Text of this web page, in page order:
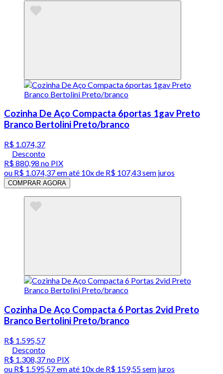
Cozinha De Aço Compacta 6portas 1gav Preto
Branco Bertolini Preto/branco
R$ 1.074,37
Desconto
R$ 880,98 no PIX
ou R$ 1.074,37em até 10x de R$ 107,43 sem juros
COMPRAR AGORA
Cozinha De Aço Compacta 6 Portas 2vid Preto
Branco Bertolini Preto/branco
R$ 1.595,57
Desconto
R$ 1.308,37no PIX
ou R$ 1.595,57em até 10x de R$ 159,55 sem juros